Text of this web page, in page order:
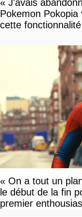
« J'avais
Pokemon
cette
« On a tout un
le début de la fin
premier